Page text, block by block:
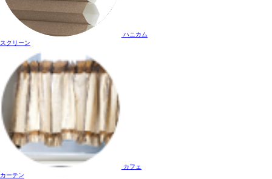
ハニカム
スクリーン
カフェ
カーテン